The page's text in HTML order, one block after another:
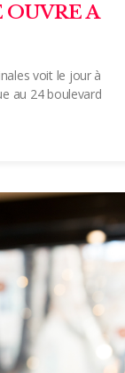
A
voit le jour à
au 24 boulevard